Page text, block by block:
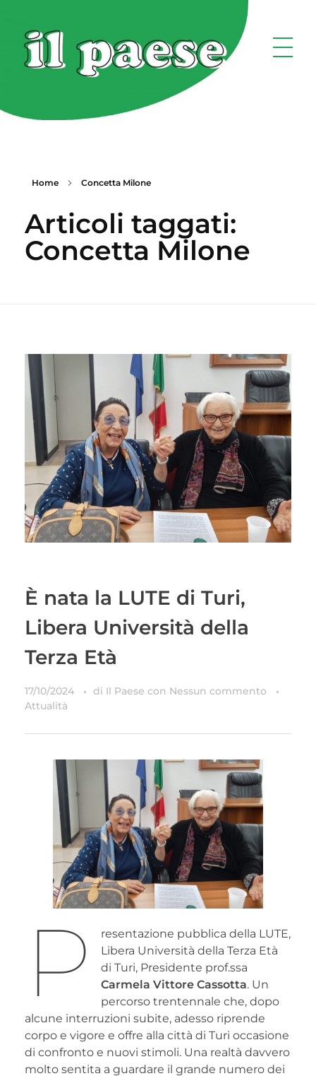
Home Concetta Milone
Articoli taggati:
Concetta Milone
È nata la LUTE di Turi,
Libera Università della
Terza Età
17/10/2024 di Il Paese con Nessun commento
Attualità
P
resentazione pubblica della LUTE,
Libera Università della Terza Età
di Turi, Presidente prof.ssa
Carmela Vittore Cassotta. Un
percorso trentennale che, dopo
alcune interruzioni subite, adesso riprende
corpo e vigore e offre alla città di Turi occasione
di confronto e nuovi stimoli. Una realtà davvero
molto sentita a guardare il grande numero dei